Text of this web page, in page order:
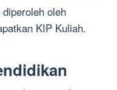
oleh
KIP Kuliah.